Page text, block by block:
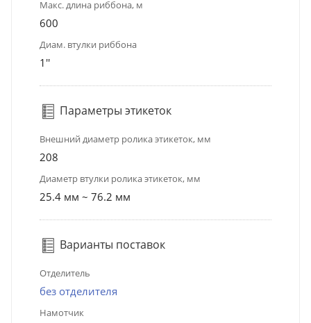
Макс. длина риббона, м
600
Диам. втулки риббона
1''
Параметры этикеток
Внешний диаметр ролика этикеток, мм
208
Диаметр втулки ролика этикеток, мм
25.4 мм ~ 76.2 мм
Варианты поставок
Отделитель
без отделителя
Намотчик